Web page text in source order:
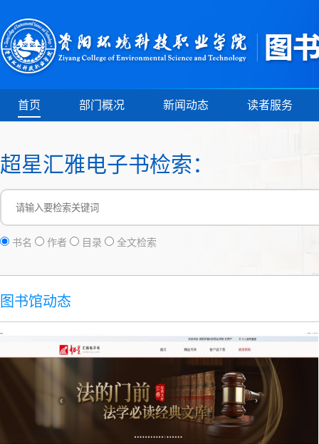
首页 部门概况 新闻动态 读者服务
超星汇雅电子书检索：
书名 作者 目录 全文检索
图书馆动态